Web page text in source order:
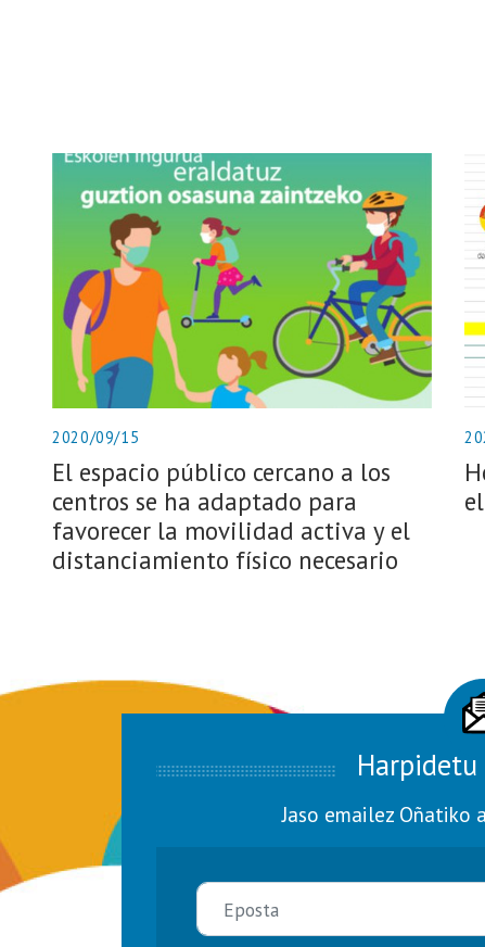
2020/09/15
El espacio público cercano a los
centros se ha adaptado para
favorecer la movilidad activa y el
distanciamiento físico necesario
Jaso emailez Oñatiko